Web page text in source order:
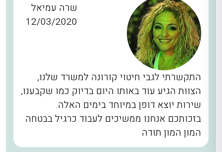
שרה עמיאל
12/03/2020
התקשרתי לגבי חיטוי קורונה למשרד שלנו,
הצוות הגיע עוד באותו היום בדיוק כמו שקבענו,
שירות יוצא דופן במיוחד בימים האלה.
בזכותכם אנחנו ממשיכים לעבוד כרגיל בבטחה
המון המון תודה